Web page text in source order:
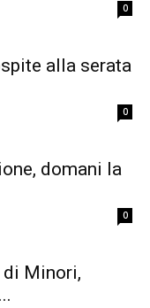
0
alla serata
0
domani la
0
di Minori,